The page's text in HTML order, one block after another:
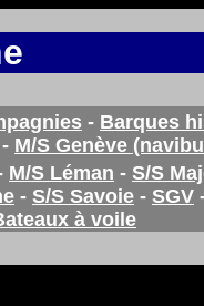
- Barques
- M/S Genève
M/S Léman - S/S
- S/S Savoie - SGV
à voile